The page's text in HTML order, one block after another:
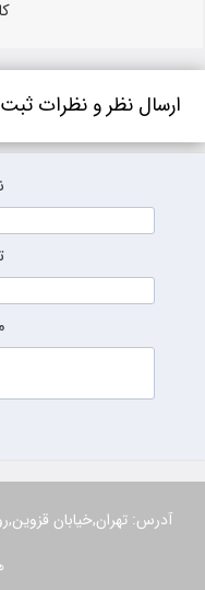
ارسال نظر و نظرات
آدرس: تهران,خیابان